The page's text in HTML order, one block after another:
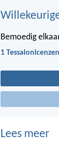
Bemoedig
1
Lees meer